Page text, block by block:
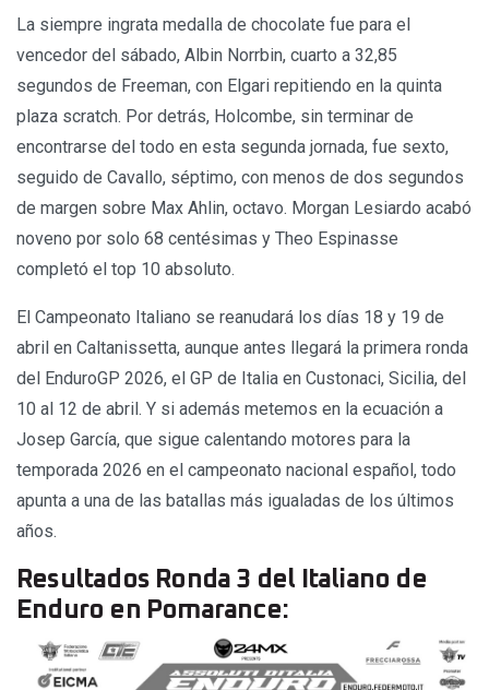
La siempre ingrata medalla de chocolate fue para el
vencedor del sábado, Albin Norrbin, cuarto a 32,85
segundos de Freeman, con Elgari repitiendo en la quinta
plaza scratch. Por detrás, Holcombe, sin terminar de
encontrarse del todo en esta segunda jornada, fue sexto,
seguido de Cavallo, séptimo, con menos de dos segundos
de margen sobre Max Ahlin, octavo. Morgan Lesiardo acabó
noveno por solo 68 centésimas y Theo Espinasse
completó el top 10 absoluto.
El Campeonato Italiano se reanudará los días 18 y 19 de
abril en Caltanissetta, aunque antes llegará la primera ronda
del EnduroGP 2026, el GP de Italia en Custonaci, Sicilia, del
10 al 12 de abril. Y si además metemos en la ecuación a
Josep García, que sigue calentando motores para la
temporada 2026 en el campeonato nacional español, todo
apunta a una de las batallas más igualadas de los últimos
años.
Resultados Ronda 3 del Italiano de
Enduro en Pomarance: